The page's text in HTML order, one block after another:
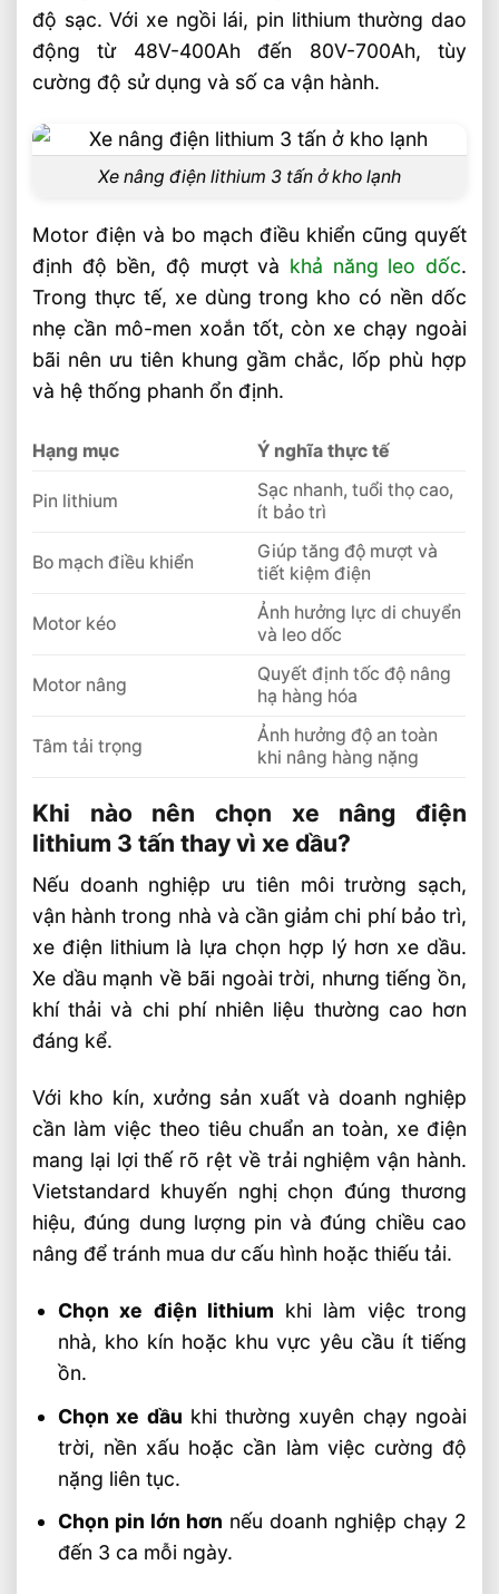
độ sạc. Với xe ngồi lái, pin lithium thường dao
động từ 48V-400Ah đến 80V-700Ah, tùy
cường độ sử dụng và số ca vận hành.
Xe nâng điện lithium 3 tấn ở kho lạnh
Motor điện và bo mạch điều khiển cũng quyết
định độ bền, độ mượt và khả năng leo dốc.
Trong thực tế, xe dùng trong kho có nền dốc
nhẹ cần mô-men xoắn tốt, còn xe chạy ngoài
bãi nên ưu tiên khung gầm chắc, lốp phù hợp
và hệ thống phanh ổn định.
Hạng mục Ý nghĩa thực tế
Pin lithium
Sạc nhanh, tuổi thọ cao,
ít bảo trì
Bo mạch điều khiển
Giúp tăng độ mượt và
tiết kiệm điện
Motor kéo
Ảnh hưởng lực di chuyển
và leo dốc
Motor nâng
Quyết định tốc độ nâng
hạ hàng hóa
Tâm tải trọng
Ảnh hưởng độ an toàn
khi nâng hàng nặng
Khi nào nên chọn xe nâng điện
lithium 3 tấn thay vì xe dầu?
Nếu doanh nghiệp ưu tiên môi trường sạch,
vận hành trong nhà và cần giảm chi phí bảo trì,
xe điện lithium là lựa chọn hợp lý hơn xe dầu.
Xe dầu mạnh về bãi ngoài trời, nhưng tiếng ồn,
khí thải và chi phí nhiên liệu thường cao hơn
đáng kể.
Với kho kín, xưởng sản xuất và doanh nghiệp
cần làm việc theo tiêu chuẩn an toàn, xe điện
mang lại lợi thế rõ rệt về trải nghiệm vận hành.
Vietstandard khuyến nghị chọn đúng thương
hiệu, đúng dung lượng pin và đúng chiều cao
nâng để tránh mua dư cấu hình hoặc thiếu tải.
Chọn xe điện lithium khi làm việc trong
nhà, kho kín hoặc khu vực yêu cầu ít tiếng
ồn.
Chọn xe dầu khi thường xuyên chạy ngoài
trời, nền xấu hoặc cần làm việc cường độ
nặng liên tục.
Chọn pin lớn hơn nếu doanh nghiệp chạy 2
đến 3 ca mỗi ngày.